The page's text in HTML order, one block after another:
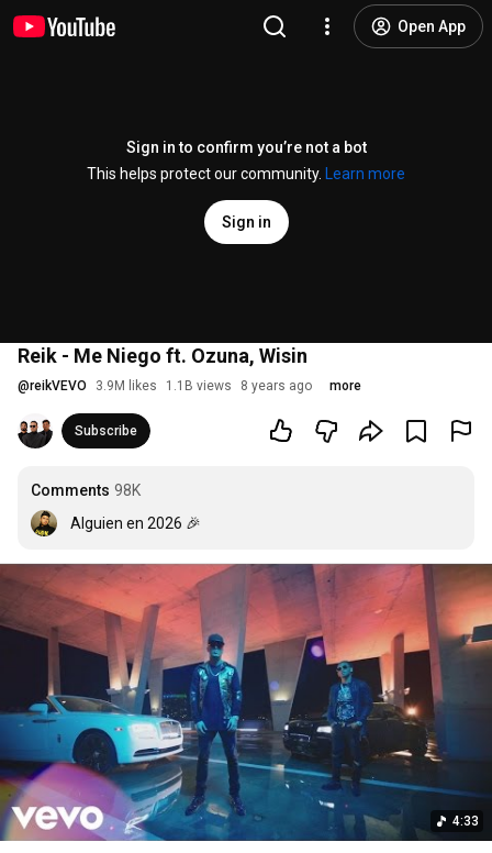
Open App
Sign in to confirm you’re not a bot
This helps protect our community.
Learn more
Sign in
Reik - Me Niego ft. Ozuna, Wisin
@reikVEVO 3.9M likes 1.1B views 8 years ago more
Subscribe
Comments 98K
Alguien en 2026 🎉
4:33